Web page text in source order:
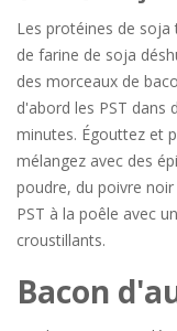
Les protéines de soja
de farine de soja
des morceaux de
d'abord les PST dans
minutes. Égouttez et
mélangez avec des
poudre, du poivre
PST à la poêle avec
croustillants.
Bacon